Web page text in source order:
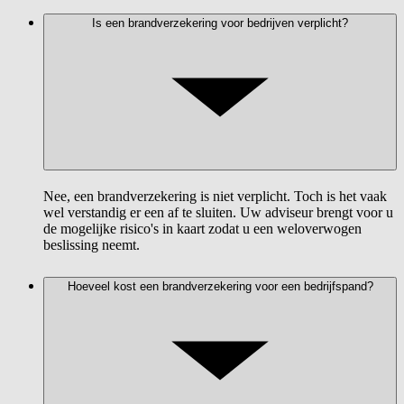
Is een brandverzekering voor bedrijven verplicht?
Nee, een brandverzekering is niet verplicht. Toch is het vaak
wel verstandig er een af te sluiten. Uw adviseur brengt voor u
de mogelijke risico's in kaart zodat u een weloverwogen
beslissing neemt.
Hoeveel kost een brandverzekering voor een bedrijfspand?